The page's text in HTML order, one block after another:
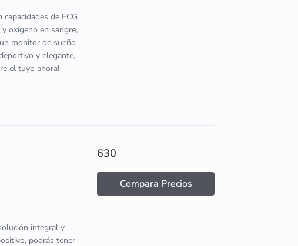
de ECG
oxígeno en sangre,
monitor de sueño
y elegante,
el tuyo ahora!
integral y
podrás tener
630
Compara Precios